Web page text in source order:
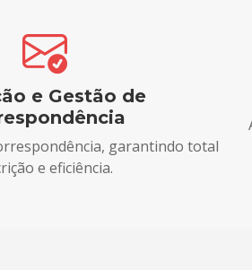
e Gestão de
garantindo total
e eficiência.